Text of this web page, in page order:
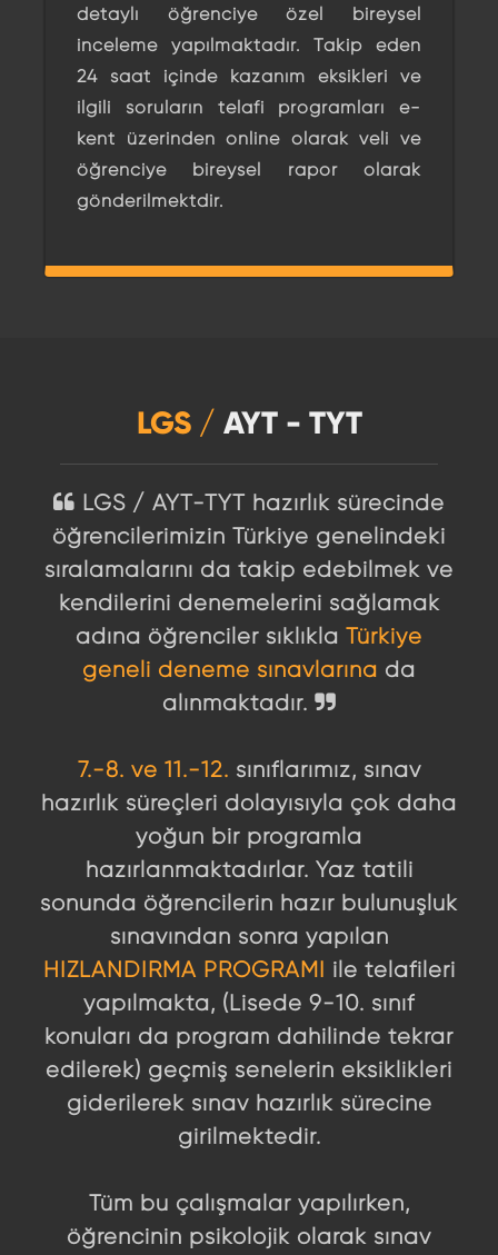
detaylı öğrenciye özel bireysel
inceleme yapılmaktadır. Takip eden
24 saat içinde kazanım eksikleri ve
ilgili soruların telafi programları e-
kent üzerinden online olarak veli ve
öğrenciye bireysel rapor olarak
gönderilmektdir.
LGS / AYT - TYT
LGS / AYT-TYT hazırlık sürecinde
öğrencilerimizin Türkiye genelindeki
sıralamalarını da takip edebilmek ve
kendilerini denemelerini sağlamak
adına öğrenciler sıklıkla Türkiye
geneli deneme sınavlarına da
alınmaktadır.
7.-8. ve 11.-12. sınıflarımız, sınav
hazırlık süreçleri dolayısıyla çok daha
yoğun bir programla
hazırlanmaktadırlar. Yaz tatili
sonunda öğrencilerin hazır bulunuşluk
sınavından sonra yapılan
HIZLANDIRMA PROGRAMI ile telafileri
yapılmakta, (Lisede 9-10. sınıf
konuları da program dahilinde tekrar
edilerek) geçmiş senelerin eksiklikleri
giderilerek sınav hazırlık sürecine
girilmektedir.
Tüm bu çalışmalar yapılırken,
öğrencinin psikolojik olarak sınav